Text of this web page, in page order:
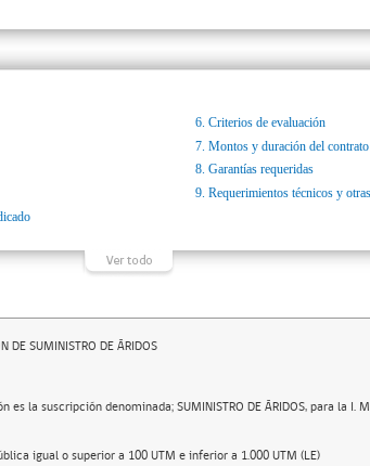
6. Criterios de evaluación
7. Montos y duración del contrato
8. Garantías requeridas
9. Requerimientos técnicos y
DE SUMINISTRO DE ÁRIDOS
la suscripción denominada; SUMINISTRO DE ÁRIDOS, para la I.
igual o superior a 100 UTM e inferior a 1.000 UTM (LE)